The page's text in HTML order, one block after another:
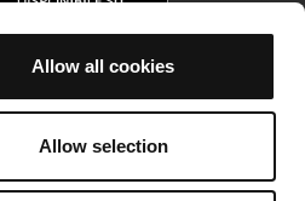
Allow all cookies
Allow selection